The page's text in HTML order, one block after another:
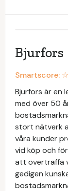
Bjurfors
Smartscore: ☆
Bjurfors är en
med över 50
stort nätverk
våra kunder
vid köp och
att överträffa
gedigen